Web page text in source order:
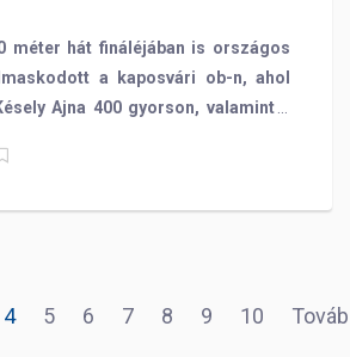
méter hát fináléjában is országos
a kaposvári ob-n, ahol
Ajna 400 gyorson, valamint a
4 5 6 7 8 9 10